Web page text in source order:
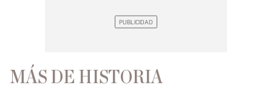
MÁS DE HISTORIA